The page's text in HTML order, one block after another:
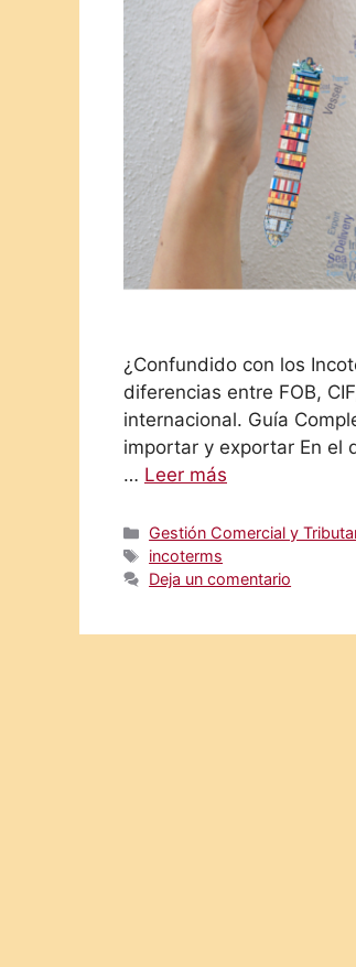
¿Confundido con los
diferencias entre FOB,
internacional. Guía
importar y exportar En el
… Leer más
Categorías
Gestión Comercial y
Etiquetas
incoterms
Deja un comentario